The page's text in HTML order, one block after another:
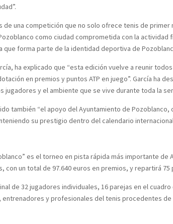
de una competición que no solo ofrece tenis de
como ciudad comprometida con la
que forma parte de la identidad deportiva de
ha explicado que “esta edición vuelve a reunir
en premios y puntos ATP en juego”. García ha
jugadores y el ambiente que se vive durante toda la
también “el apoyo del Ayuntamiento de
su prestigio dentro del calendario
es el torneo en pista rápida más importante
con un total de 97.640 euros en premios, y repartirá
de 32 jugadores individuales, 16 parejas en el
entrenadores y profesionales del tenis procedentes